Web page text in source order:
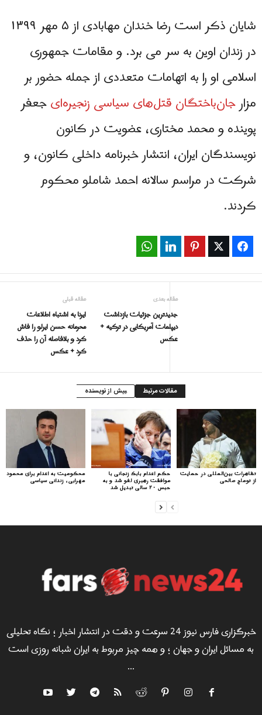
شایان ذکر است رضا خندان مهابادی از ۵ مهر ۱۳۹۹
در زندان اوین به سر می برد. و مقامات جمهوری
اسلامی او را به اتهامات متعددی از جمله حضور بر
مزارجان‌باختگان قتل‌های سیاسی زنجیره‌ایجعفر
پوینده و محمد مختاری، عضویت در کانون
نویسندگان ایران، انتشار خبرنامه داخلی کانون، و
شرکت در مراسم سالانه احمد شاملو محکوم
کردند.
Facebook
Twitter
Pinterest
LinkedIn
مقاله قبلی
ایرنا به اشتباه اطلاعات
محرمانه حسن ایرلو را فاش
کرد و بلافاصله آن را حذف
کرد + عکس
مقاله بعدی
جدیدترین جزئیات بازداشت
دیپلمات آمریکایی در ترکیه +
عکس
مقالات مرتبط بیش از نویسنده
محکومیت به اعدام برای محمود
مهرابی، زندانی سیاسی
حکم اعدام بابک زنجانی با
موافقت رهبری لغو شد و به
حبس ۲۰ سالی تبدیل شد
تظاهرات بین‌المللی در حمایت
از توماج صالحی
خبرگزاری فارس نیوز 24 سرعت و دقت در انتشار اخبار ؛ نگاه تحلیلی
به مسائل ایران و جهان ؛ و همه چیز مربوط به ایران شبانه روزی است
...